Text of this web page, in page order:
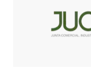
简体中文English